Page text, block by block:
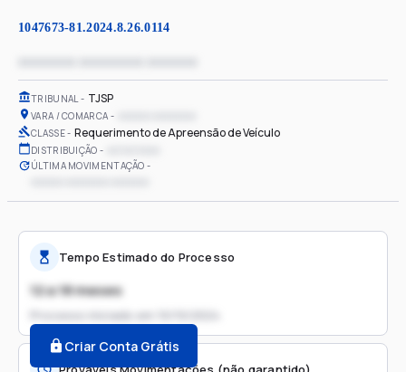
1047673-81.2024.8.26.0114
TRIBUNAL TJSP
VARA / COMARCA
CLASSE Requerimento de Apreensão de Veículo
DISTRIBUIÇÃO
ÚLTIMA MOVIMENTAÇÃO
Tempo Estimado do Processo
12 a 18 meses
Processo iniciado em
Criar Conta Grátis